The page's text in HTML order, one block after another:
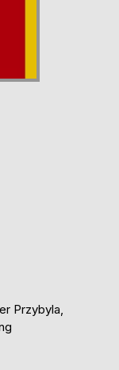
Przybyla,